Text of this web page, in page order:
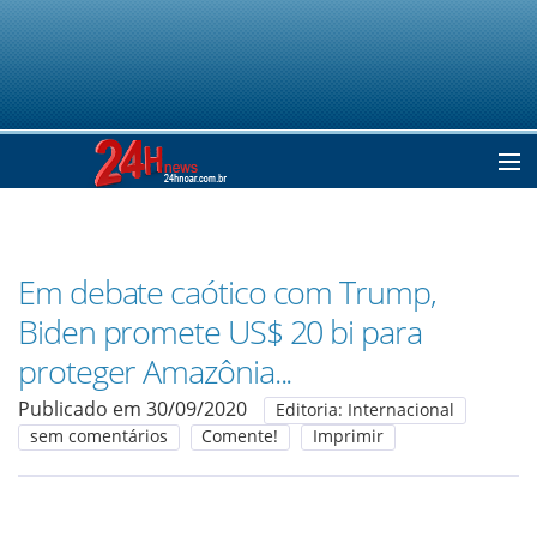
Notícias
Colunistas
Classificados
Em debate caótico com Trump,
Biden promete US$ 20 bi para
proteger Amazônia...
Publicado em 30/09/2020
Editoria: Internacional
sem comentários
Comente! Imprimir